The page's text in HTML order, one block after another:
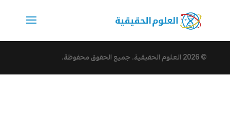
© 2026 العلوم الحقيقية. جميع الحقوق محفوظة.